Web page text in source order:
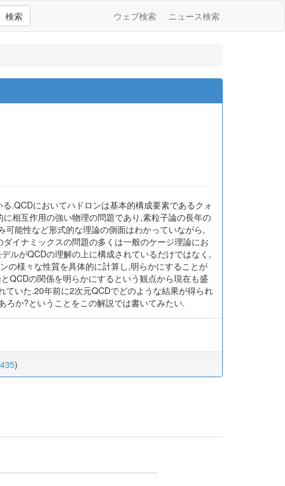
検索 ウェブ検索 ニュース検索
.QCDにおいてハドロンは基本的構成要素であるクォ
相互作用の強い物理の問題であり,素粒子論の長年の
能性など形式的な理論の側面はわかっていながら,
イナミックスの問題の多くは一般のケージ理論にお
ルがQCDの理解の上に構成されているだけではなく,
の様々な性質を具体的に計算し,明らかにすることが
QCDの関係を明らかにするという観点から現在も盛
いた.20年前に2次元QCDでどのような結果が得られ
ろか?ということをこの解説では書いてみたい.
)